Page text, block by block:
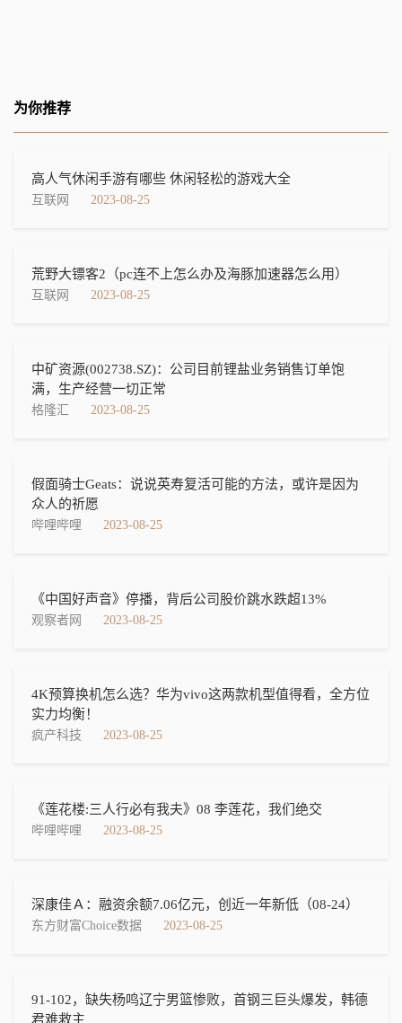
为你推荐
高人气休闲手游有哪些 休闲轻松的游戏大全
互联网 2023-08-25
荒野大镖客2（pc连不上怎么办及海豚加速器怎么用）
互联网 2023-08-25
中矿资源(002738.SZ)：公司目前锂盐业务销售订单饱
满，生产经营一切正常
格隆汇 2023-08-25
假面骑士Geats：说说英寿复活可能的方法，或许是因为
众人的祈愿
哔哩哔哩 2023-08-25
《中国好声音》停播，背后公司股价跳水跌超13%
观察者网 2023-08-25
4K预算换机怎么选？华为vivo这两款机型值得看，全方位
实力均衡！
疯产科技 2023-08-25
《莲花楼:三人行必有我夫》08 李莲花，我们绝交
哔哩哔哩 2023-08-25
深康佳Ａ：融资余额7.06亿元，创近一年新低（08-24）
东方财富Choice数据 2023-08-25
91-102，缺失杨鸣辽宁男篮惨败，首钢三巨头爆发，韩德
君难救主